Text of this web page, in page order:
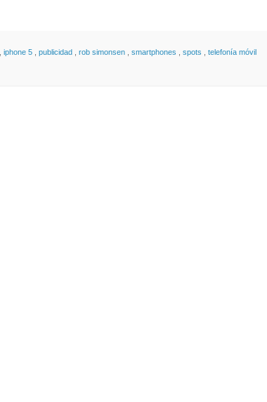
iphone 5 publicidad rob simonsen smartphones spots telefonía móvil